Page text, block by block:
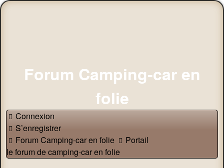
Forum Camping-car en
folie
Connexion
S’enregistrer
Forum Camping-car en folie
Portail
le forum de camping-car en folie